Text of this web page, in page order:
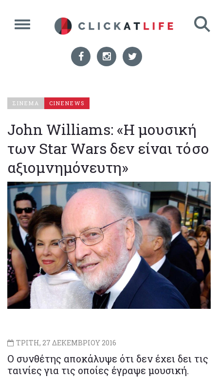
ΣΙΝΕΜΑ CINENEWS
John Williams: «Η μουσική
των Star Wars δεν είναι τόσο
αξιομνημόνευτη»
ΤΡΙΤΗ, 27 ΔΕΚΕΜΒΡΙΟΥ 2016
Ο συνθέτης αποκάλυψε ότι δεν έχει δει τις
ταινίες για τις οποίες έγραψε μουσική.